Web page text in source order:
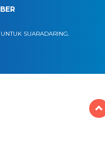
SUARADARING.